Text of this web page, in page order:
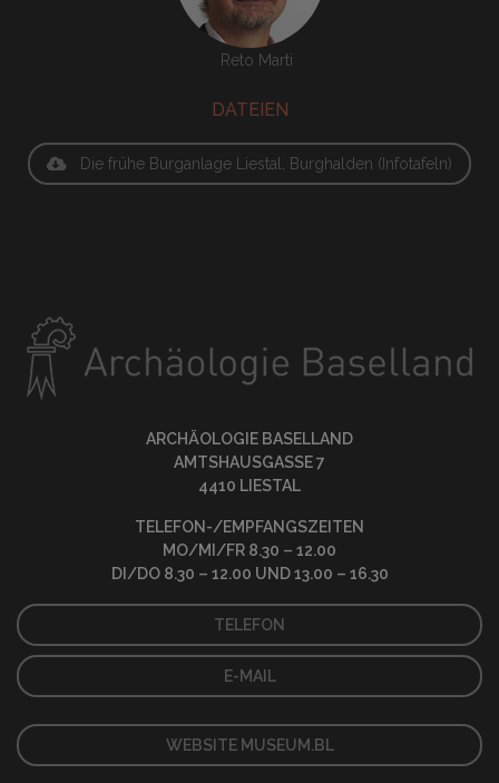
Reto Marti
DATEIEN
Die frühe Burganlage Liestal, Burghalden (Infotafeln)
ARCHÄOLOGIE BASELLAND
AMTSHAUSGASSE 7
4410 LIESTAL
TELEFON-/EMPFANGSZEITEN
MO/MI/FR 8.30 – 12.00
DI/DO 8.30 – 12.00 UND 13.00 – 16.30
TELEFON
E-MAIL
WEBSITE MUSEUM.BL